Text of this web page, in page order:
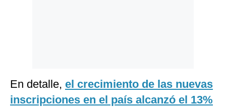
En detalle, el crecimiento de las nuevas
inscripciones en el país alcanzó el 13%